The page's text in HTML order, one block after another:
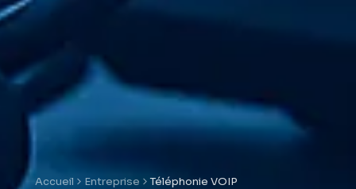
Accueil Entreprise Téléphonie VOIP